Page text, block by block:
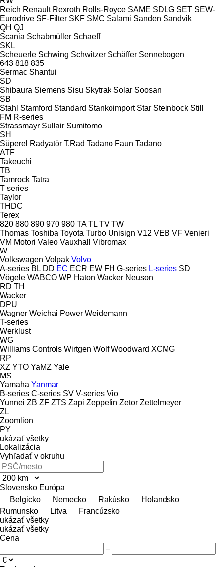
Reich Renault Rexroth Rolls-Royce SAME SDLG SET SEW-
Eurodrive SF-Filter SKF SMC Salami Sanden Sandvik
QH QJ
Scania Schabmüller Schaeff
SKL
Scheuerle Schwing Schwitzer Schäffer Sennebogen
643 818 835
Sermac Shantui
SD
Shibaura Siemens Sisu Skytrak Solar Soosan
SB
Stahl Stamford Standard Stankoimport Star Steinbock Still
FM R-series
Strassmayr Sullair Sumitomo
SH
Süperel Radyatör T.Rad Tadano Faun Tadano
ATF
Takeuchi
TB
Tamrock Tatra
T-series
Taylor
THDC
Terex
820 880 890 970 980 TA TL TV TW
Thomas Toshiba Toyota Turbo Unisign V12 VEB VF Venieri
VM Motori Valeo Vauxhall
Vibromax
W
Volkswagen Volpak Volvo
A-series BL DD EC ECR EW FH G-series L-series SD
Vögele WABCO WP Haton Wacker Neuson
RD TH
Wacker
DPU
Wagner Weichai Power Weidemann
T-series
Werklust
WG
Williams Controls Wirtgen Wolf Woodward XCMG
RP
XZ YTO YaMZ Yale
MS
Yamaha Yanmar
B-series C-series SV V-series Vio
Yunnei ZB ZF ZTS Zapi Zeppelin Zetor Zettelmeyer
ZL
Zoomlion
PY
ukázať všetky
Lokalizácia
Vyhľadať v okruhu
Slovensko Európa
Belgicko
Nemecko Rakúsko
Holandsko
Rumunsko
Litva
Francúzsko
ukázať všetky
ukázať všetky
Cena
–